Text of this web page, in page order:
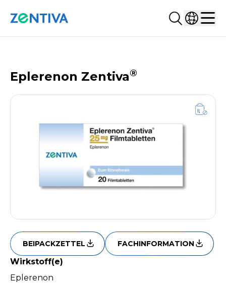
Suchen...
Land
Eplerenon Zentiva®
BEIPACKZETTEL FACHINFORMATION
Wirkstoff(e)
Eplerenon